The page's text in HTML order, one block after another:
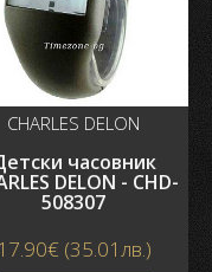
CHARLES DELON
часовник
DELON - CHD-
508307
17.90€ (35.01лв.)